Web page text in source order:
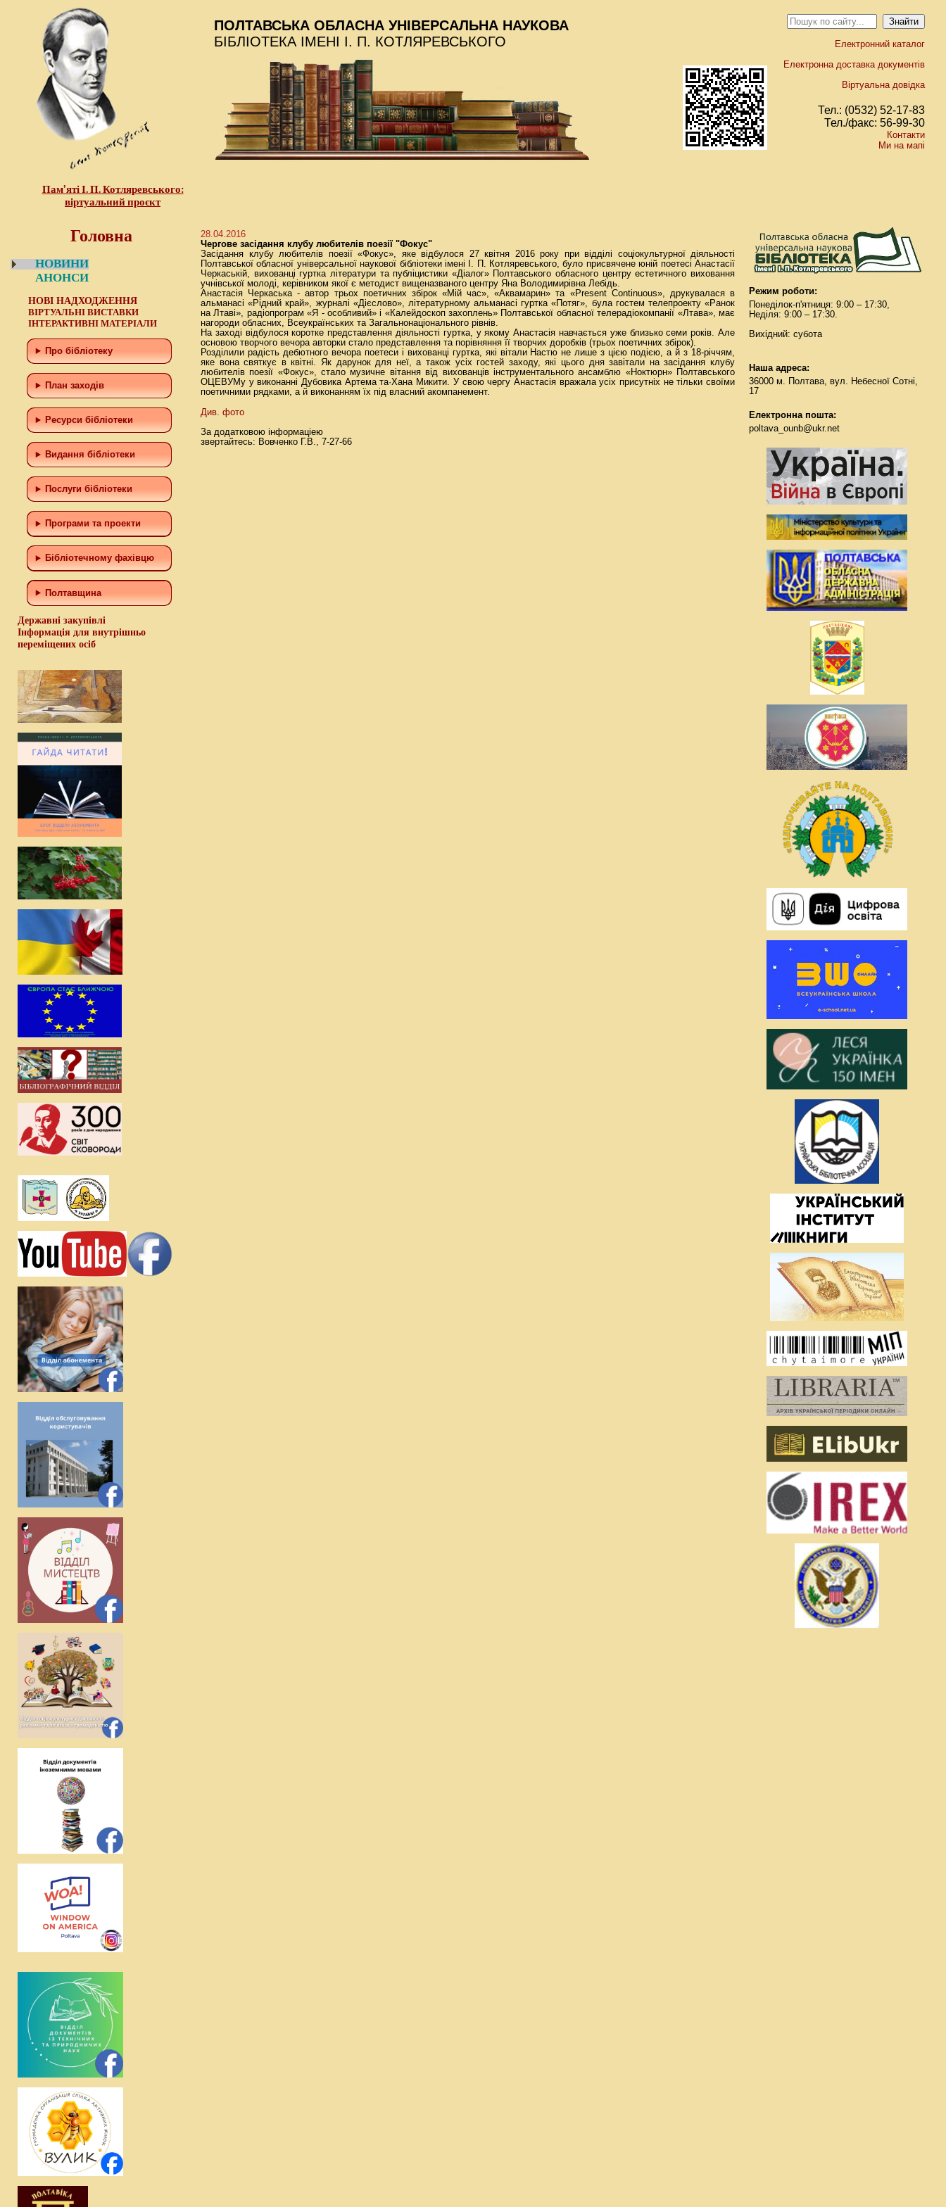
Пам’яті І. П. Котляревського:
віртуальний проєкт
ПОЛТАВСЬКА ОБЛАСНА УНІВЕРСАЛЬНА НАУКОВА
БІБЛІОТЕКА ІМЕНІ І. П. КОТЛЯРЕВСЬКОГО
Електронний каталог
Електронна доставка документів
Віртуальна довідка
Тел.: (0532) 52-17-83
Тел./факс: 56-99-30
Контакти
Ми на мапі
Головна
НОВИНИ
АНОНСИ
НОВІ НАДХОДЖЕННЯ
ВІРТУАЛЬНІ ВИСТАВКИ
ІНТЕРАКТИВНІ МАТЕРІАЛИ
Про бібліотеку
План заходів
Ресурси бібліотеки
Видання бібліотеки
Послуги бібліотеки
Програми та проекти
Бiблiотечному фахiвцю
Полтавщина
Державні закупівлі
Інформація для внутрішньо
переміщених осіб
28.04.2016
Чергове засідання клубу любителів поезії "Фокус"
Засiдання клубу любителiв поезії «Фокус», яке вiдбулося 27 квітня 2016 року при вiддiлi соцiокультурної дiяльностi
Полтавської обласної унiверсальної наукової бiблiотеки імені I. П. Котляревського, було присвячене юнiй поетесі Анастасії
Черкаськiй, вихованцi гуртка лiтератури та публiцистики «Діалог» Полтавського обласного центру естетичного виховання
учнiвської молодi, керiвником якої є методист вищеназваного центру Яна Володимирiвна Лебiдь.
Анастасiя Черкаська - автор трьох поетичних збiрок «Мiй час», «Аквамарин» та «Present Continuous», друкувалася в
альманасi «Рiдний край», журналi «Дієслово», лiтературному альманасі гуртка «Потяг», була гостем телепроекту «Ранок
на Лтавi», радiопрограм «Я - особливий» i «Калейдоскоп захоплень» Полтавської обласної телерадiокомпанiї «Лтава», має
нагороди обласних, Всеукраїнських та Загальнонацiонального рівнів.
На заходi вiдбулося коротке представлення дiяльностi гуртка, у якому Анастасiя навчається уже близько семи років. Але
основою творчого вечора авторки стало представлення та порiвняння її творчих доробкiв (трьох поетичних збiрок).
Роздiлили радiсть дебютного вечора поетеси i вихованцi гуртка, якi вiтали Настю не лише з цією подією, а й з 18-рiччям,
яке вона святкує в квiтнi. Як дарунок для неї, а також ycix гостей заходу, якi цього дня завітали на засiдання клубу
любителiв поезiї «Фокус», стало музичне вiтання вiд вихованцiв iнструментального ансамблю «Ноктюрн» Полтавського
ОЦЕВУМу у виконаннi Дубовика Артема та·Хана Микити. У свою чергу Анастасiя вражала ycix присутнiх не тiльки своїми
поетичними рядками, а й виконанням їх пiд власний акомпанемент.
Див. фото
За додатковою iнформацieю
звертайтесь: Вовченко Г.В., 7-27-66
Режим роботи:
Понеділок-п'ятниця: 9:00 – 17:30,
Неділя: 9:00 – 17:30.
Вихідний: субота
Наша адреса:
36000 м. Полтава, вул. Небесної Сотні,
17
Електронна пошта:
poltava_ounb@ukr.net